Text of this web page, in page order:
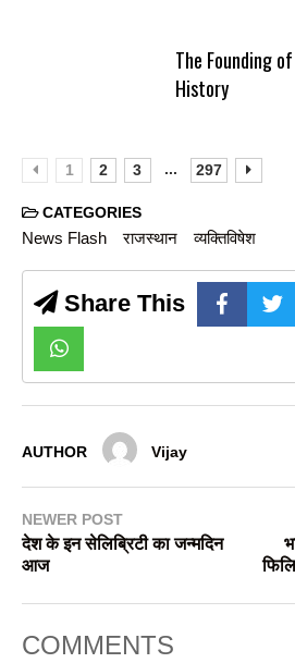
The Founding
History
1 2 3 ... 297
CATEGORIES
News Flash राजस्थान व्यक्तिविषेश
Share This
AUTHOR Vijay
NEWER POST
देश के इन सेलिब्रिटी का जन्मदिन
आज
COMMENTS